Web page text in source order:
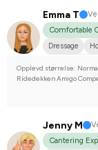
Emma T
Comfortable
Dressage
Opplevd størrelse:
Ridedekken Amigo
Jenny M
Cantering